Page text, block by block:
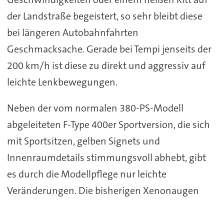
der Landstraße begeistert, so sehr bleibt diese
bei längeren Autobahnfahrten
Geschmacksache. Gerade bei Tempi jenseits der
200 km/h ist diese zu direkt und aggressiv auf
leichte Lenkbewegungen.
Neben der vom normalen 380-PS-Modell
abgeleiteten F-Type 400er Sportversion, die sich
mit Sportsitzen, gelben Signets und
Innenraumdetails stimmungsvoll abhebt, gibt
es durch die Modellpflege nur leichte
Veränderungen. Die bisherigen Xenonaugen